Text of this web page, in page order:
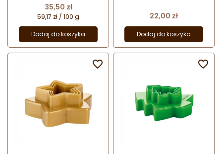
Fractal Colors
Cena
35,50 zł
59,17 zł / 100 g
Dodaj do koszyka
Cena
22,00 zł
Dodaj do koszyka
 